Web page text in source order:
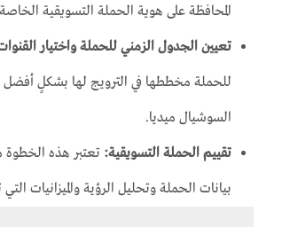
المحافظة على هوية الحملة التسويقية
تعيين الجدول الزمني للحملة واختيار القنوات
للحملة مخططها في الترويج لها بشكلٍ أفضل
السوشيال ميديا.
تقييم الحملة التسويقية: تعتبر هذه
بيانات الحملة وتحليل الرؤية والميزانيات